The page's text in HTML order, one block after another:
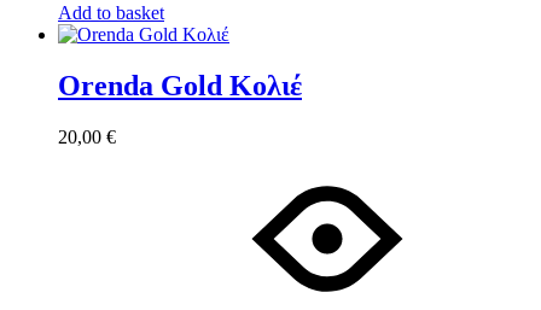
Add to basket
Orenda Gold Κολιέ
20,00 €